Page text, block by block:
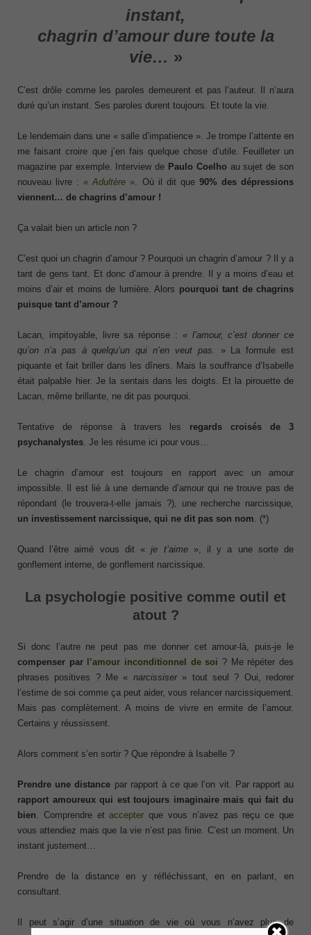
instant,
chagrin d’amour dure toute la
vie… »
C’est drôle comme les paroles demeurent et pas l’auteur. Il n’aura
duré qu’un instant. Ses paroles durent toujours. Et toute la vie.
Le lendemain dans une « salle d’impatience ». Je trompe l’attente en
me faisant croire que j’en fais quelque chose d’utile. Feuilleter un
magazine par exemple. Interview de Paulo Coelhoau sujet de son
nouveau livre :«Adultère ». Où il dit que 90% des dépressions
viennent… de chagrins d’amour !
Ça valait bien un article non ?
C’est quoi un chagrin d’amour ? Pourquoi un chagrin d’amour ? Il y a
tant de gens tant. Et donc d’amour à prendre. Il y a moins d’eau et
moins d’air et moins de lumière. Alors pourquoi tant de chagrins
puisque tant d’amour ?
Lacan, impitoyable, livre sa réponse : « l’amour, c’est donner ce
qu’on n’a pas à quelqu’un qui n’en veut pas.
» La formule est
piquante et fait briller dans les dîners. Mais la souffrance d’Isabelle
était palpable hier. Je la sentais dans les doigts. Et la pirouette de
Lacan, même brillante, ne dit pas pourquoi.
Tentative de réponse à travers les regards croisés de 3
psychanalystes. Je les résume ici pour vous…
Le chagrin d’amour est toujours en rapport avec un amour
impossible. Il est lié à une demande d’amour qui ne trouve pas de
répondant (le trouvera-t-elle jamais ?), une recherche narcissique,
un investissement narcissique, qui ne dit pas son nom. (*)
Quand l’être aimé vous dit «je t’aime», il y a une sorte de
gonflement interne, de gonflement narcissique.
La psychologie positive comme outil et
atout ?
Si donc l’autre ne peut pas me donner cet amour-là, puis-je le
compenser par
l’amour inconditionnel de soi ? Me répéter des
phrases positives ? Me « narcissiser» tout seul ? Oui, redorer
l’estime de soi comme ça peut aider, vous relancer narcissiquement.
Mais pas complètement. A moins de vivre en ermite de l’amour.
Certains y réussissent.
Alors comment s’en sortir ? Que répondre à Isabelle ?
Prendre une distance par rapport à ce que l’on vit. Par rapport au
rapport amoureux qui est toujours imaginaire mais qui fait du
bien. Comprendre etaccepter que vous n’avez pas reçu ce que
vous attendiez mais que la vie n’est pas finie. C’est un moment. Un
instant justement…
Prendre de la distance en y réfléchissant, en en parlant, en
consultant.
Il peut s’agir d’une situation de vie où vous n’avez plus de